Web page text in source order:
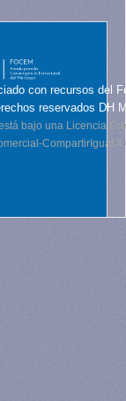
con recursos del
reservados DH
bajo una Licencia
CompartirIgual